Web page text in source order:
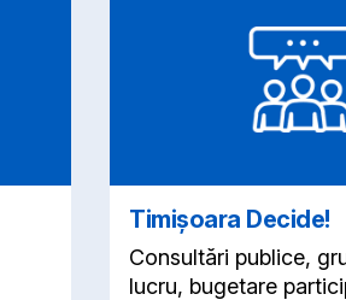
Timișoara Decide!
Consultări publice,
lucru, bugetare